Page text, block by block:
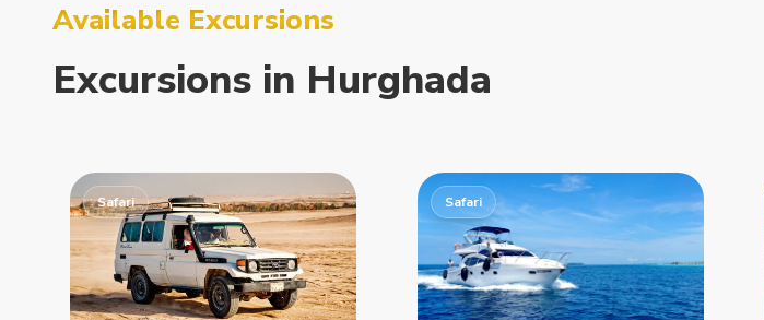
Available Excursions
Excursions in Hurghada
Safari Safari